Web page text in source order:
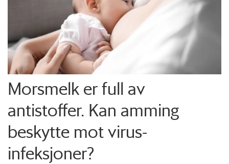
Morsmelk er full av
antistoffer. Kan amming
beskytte mot virus-
infeksjoner?